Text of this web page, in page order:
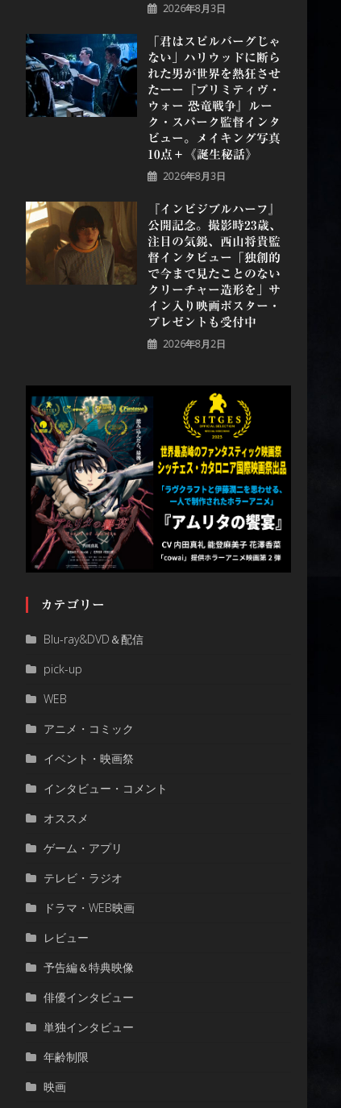
2026年8月3日
「君はスピルバーグじゃ
ない」ハリウッドに断ら
れた男が世界を熱狂させ
たーー『プリミティヴ・
ウォー 恐⻯戦争』ルー
ク・スパーク監督インタ
ビュー。メイキング写真
10点＋《誕⽣秘話》
2026年8月3日
『インビジブルハーフ』
公開記念。撮影時23歳、
注目の気鋭、⻄⼭将貴監
督インタビュー「独創的
で今まで見たことのない
クリーチャー造形を」サ
イン入り映画ポスター・
プレゼントも受付中
2026年8月2日
カテゴリー
Blu-ray&DVD＆配信
pick-up
WEB
アニメ・コミック
イベント・映画祭
インタビュー・コメント
オススメ
ゲーム・アプリ
テレビ・ラジオ
ドラマ・WEB映画
レビュー
予告編＆特典映像
俳優インタビュー
単独インタビュー
年齢制限
映画